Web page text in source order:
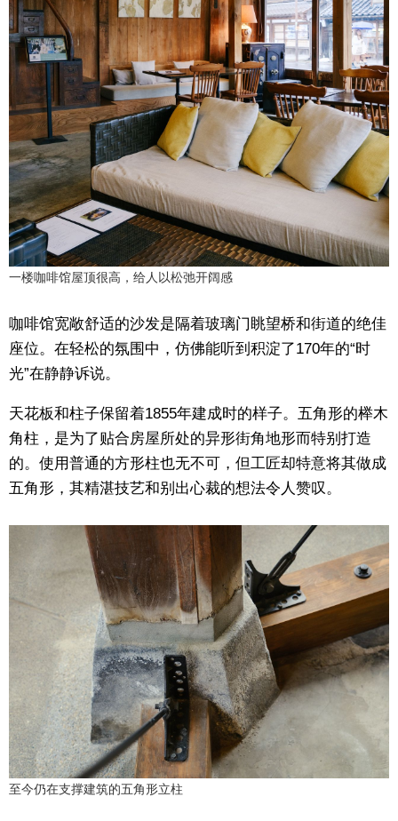
一楼咖啡馆屋顶很高，给人以松弛开阔感
咖啡馆宽敞舒适的沙发是隔着玻璃门眺望桥和街道的绝佳
座位。在轻松的氛围中，仿佛能听到积淀了170年的“时
光”在静静诉说。
天花板和柱子保留着1855年建成时的样子。五角形的榉木
角柱，是为了贴合房屋所处的异形街角地形而特别打造
的。使用普通的方形柱也无不可，但工匠却特意将其做成
五角形，其精湛技艺和别出心裁的想法令人赞叹。
至今仍在支撑建筑的五角形立柱